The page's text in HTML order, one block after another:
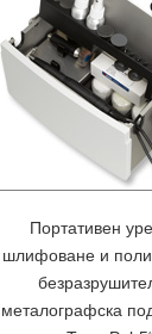
DETAILS
Портативен
шлифоване и
металографска